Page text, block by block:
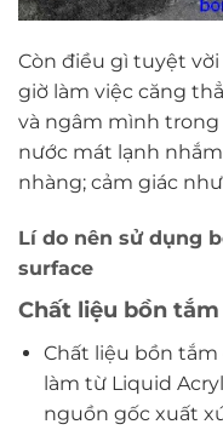
Còn điều gì tuyệt
giờ làm việc căng
và ngâm mình trong
nước mát lạnh
nhàng; cảm giác
Lí do nên sử dụng
surface
Chất liệu bồn
Chất liệu bồn tắm
làm từ Liquid
nguồn gốc xuất